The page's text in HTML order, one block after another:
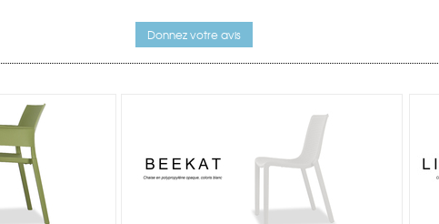
Donnez votre avis